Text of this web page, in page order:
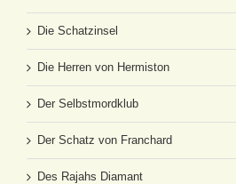
Die Schatzinsel
Die Herren von Hermiston
Der Selbstmordklub
Der Schatz von Franchard
Des Rajahs Diamant